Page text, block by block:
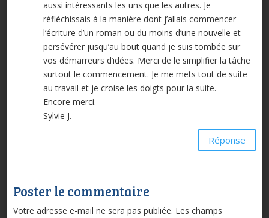
aussi intéressants les uns que les autres. Je
réfléchissais à la manière dont j’allais commencer
l’écriture d’un roman ou du moins d’une nouvelle et
persévérer jusqu’au bout quand je suis tombée sur
vos démarreurs d’idées. Merci de le simplifier la tâche
surtout le commencement. Je me mets tout de suite
au travail et je croise les doigts pour la suite.
Encore merci.
Sylvie J.
Réponse
Poster le commentaire
Votre adresse e-mail ne sera pas publiée. Les champs